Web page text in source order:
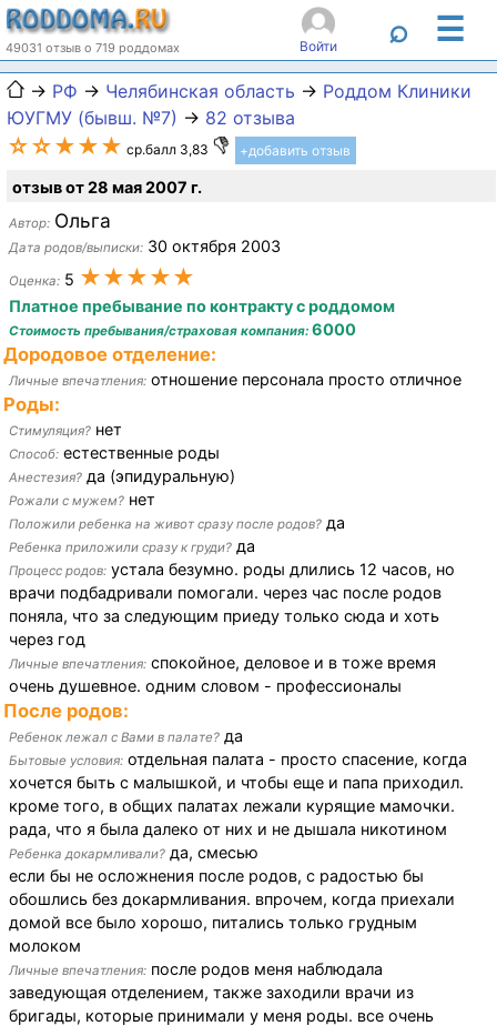
49031 отзыв о 719 роддомах Войти ⌕ ☰
→ РФ → Челябинская область → Роддом Клиники
ЮУГМУ (бывш. №7) → 82 отзыва
☆☆★★★ ср.балл 3,83 +добавить отзыв
отзыв от 28 мая 2007 г.
Автор: Ольга
Дата родов/выписки: 30 октября 2003
Оценка: 5 ★★★★★
Платное пребывание по контракту с роддомом
Стоимость пребывания/страховая компания: 6000
Дородовое отделение:
Личные впечатления: отношение персонала просто отличное
Роды:
Стимуляция? нет
Способ: естественные роды
Анестезия? да (эпидуральную)
Рожали с мужем? нет
Положили ребенка на живот сразу после родов? да
Ребенка приложили сразу к груди? да
Процесс родов: устала безумно. роды длились 12 часов, но
врачи подбадривали помогали. через час после родов
поняла, что за следующим приеду только сюда и хоть
через год
Личные впечатления: спокойное, деловое и в тоже время
очень душевное. одним словом - профессионалы
После родов:
Ребенок лежал с Вами в палате? да
Бытовые условия: отдельная палата - просто спасение, когда
хочется быть с малышкой, и чтобы еще и папа приходил.
кроме того, в общих палатах лежали курящие мамочки.
рада, что я была далеко от них и не дышала никотином
Ребенка докармливали? да, смесью
если бы не осложнения после родов, с радостью бы
обошлись без докармливания. впрочем, когда приехали
домой все было хорошо, питались только грудным
молоком
Личные впечатления: после родов меня наблюдала
заведующая отделением, также заходили врачи из
бригады, которые принимали у меня роды. все очень